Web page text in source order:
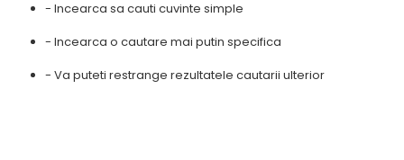
Pelerine de ploaie
Protectii
Roti/Accesorii
Ambreiaj
- Incearca sa cauti cuvinte simple
- Incearca o cautare mai putin specifica
- Va puteti restrange rezultatele cautarii ulterior